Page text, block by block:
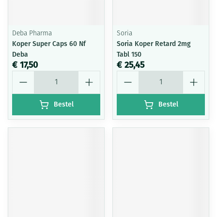
Deba Pharma
Koper Super Caps 60 Nf
Deba
€ 17,50
Bestel
Soria
Soria Koper Retard 2mg
Tabl 150
€ 25,45
Bestel